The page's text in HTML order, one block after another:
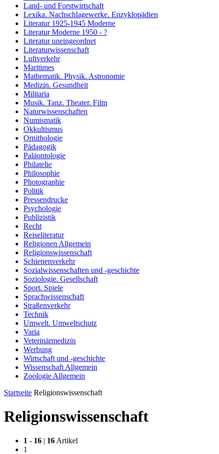
Land- und Forstwirtschaft
Lexika. Nachschlagewerke. Enzyklopädien
Literatur 1925-1945 Moderne
Literatur Moderne 1950 - ?
Literatur uneingeordnet
Literaturwissenschaft
Luftverkehr
Maritimes
Mathematik. Physik. Astronomie
Medizin. Gesundheit
Militaria
Musik. Tanz. Theater. Film
Naturwissenschaften
Numismatik
Okkultismus
Ornithologie
Pädagogik
Paläontologie
Philatelie
Philosophie
Photographie
Politik
Pressendrucke
Psychologie
Publizistik
Recht
Reiseliteratur
Religionen Allgemein
Religionswissenschaft
Schienenverkehr
Sozialwissenschaften und -geschichte
Soziologie. Gesellschaft
Sport. Spiele
Sprachwissenschaft
Straßenverkehr
Technik
Umwelt. Umweltschutz
Varia
Veterinärmedizin
Werbung
Wirtschaft und -geschichte
Wissenschaft Allgemein
Zoologie Allgemein
Startseite Religionswissenschaft
Religionswissenschaft
1 - 16 | 16 Artikel
1